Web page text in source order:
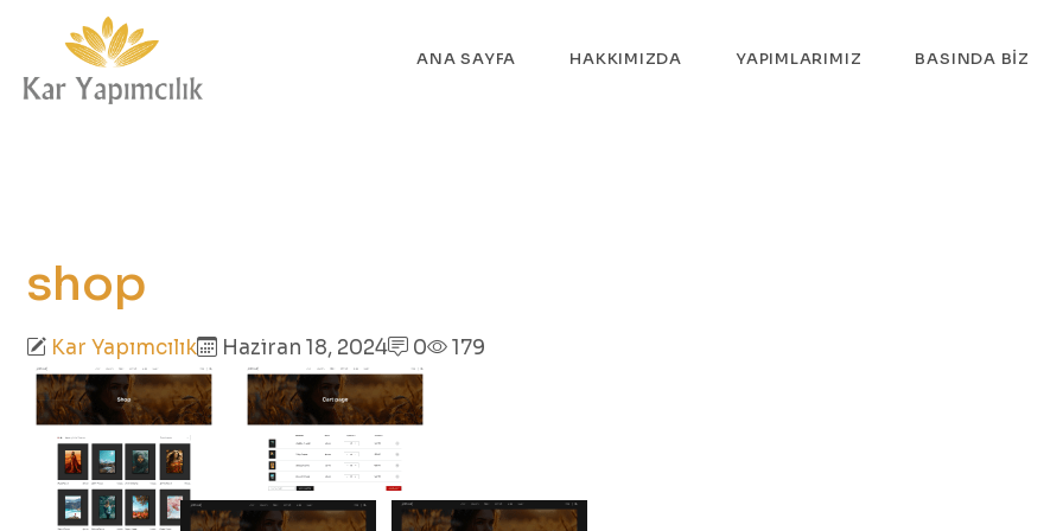
ANA SAYFA HAKKIMIZDA YAPIMLARIMIZ BASINDA BIZ
shop
Kar Yapımcılık Haziran 18, 2024 0 179